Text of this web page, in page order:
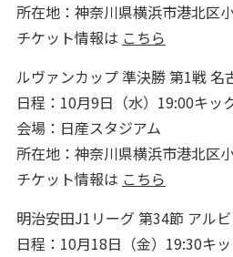
所在地：神奈川県横浜市港北区
チケット情報は こちら
ルヴァンカップ 準決勝 第1戦 名
日程：10月9日（水）19:00キッ
会場：日産スタジアム
所在地：神奈川県横浜市港北区
チケット情報は こちら
明治安田J1リーグ 第34節 アル
日程：10月18日（金）19:30キ